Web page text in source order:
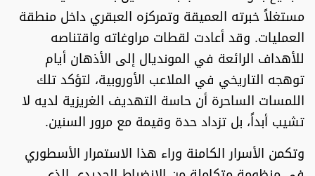
مستغلاً خبرته العميقة وتمركزه العبقري داخل منطقة
العمليات. وقد أعادت لقطات مراوغاته واقتناصه
للأهداف الرائعة في المونديال إلى الأذهان أيام
توهجه التاريخي في الملاعب الأوروبية، لتؤكد تلك
اللمسات الساحرة أن حاسة التهديف الغريزية لديه لا
تشيب أبداً، بل تزداد حدة وقيمة مع مرور السنين.
وتكمن الأسرار الكامنة وراء هذا الاستمرار الأسطوري